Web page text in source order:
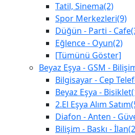
Tatil, Sinema(2)
Spor Merkezleri(9)
Düğün - Parti -
Eğlence - Oyun(2)
[Tümünü Göster]
Beyaz Eşya - GSM -
Bilgisayar - Cep
Beyaz Eşya -
2.El Eşya Alım
Diafon - Anten -
Bilişim - Baskı -